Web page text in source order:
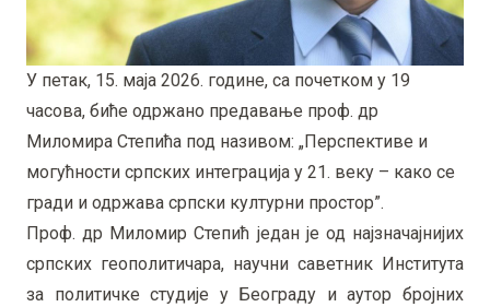
У петак, 15. маја 2026. године, са почетком у 19
часова, биће одржано предавање проф. др
Миломира Степића под називом: „Перспективе и
могућности српских интеграција у 21. веку – како се
гради и одржава српски културни простор”.
Проф. др Миломир Степић један је од најзначајнијих
српских геополитичара, научни саветник Института
за политичке студије у Београду и аутор бројних